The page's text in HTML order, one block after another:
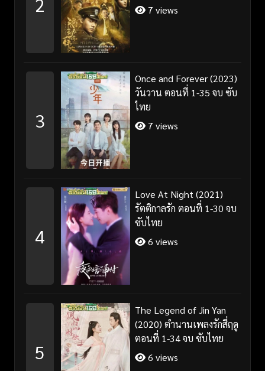
7 views
3
Once and Forever (2023)
วันวาน ตอนที่ 1-35 จบ ซับ
ไทย
7 views
4
Love At Night (2021)
รัตติกาลรัก ตอนที่ 1-30 จบ
ซับไทย
6 views
5
The Legend of Jin Yan
(2020) ตำนานเพลงรักสี่ฤดู
ตอนที่ 1-34 จบ ซับไทย
6 views